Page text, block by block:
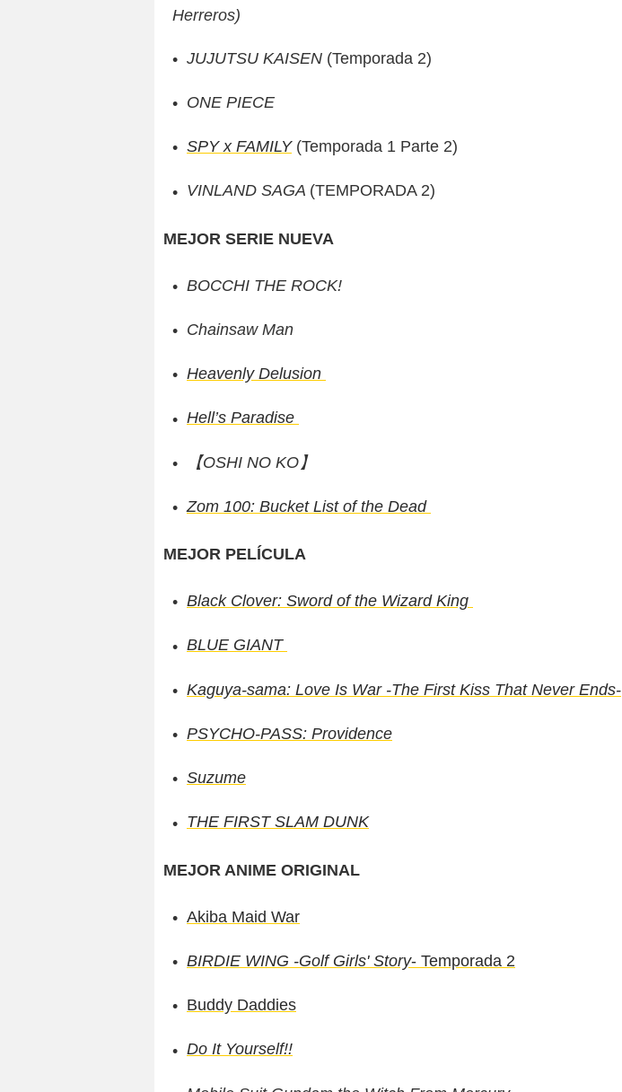
Herreros)
JUJUTSU KAISEN (Temporada 2)
ONE PIECE
SPY x FAMILY (Temporada 1 Parte 2)
VINLAND SAGA (TEMPORADA 2)
MEJOR SERIE NUEVA
BOCCHI THE ROCK!
Chainsaw Man
Heavenly Delusion
Hell’s Paradise
【OSHI NO KO】
Zom 100: Bucket List of the Dead
MEJOR PELÍCULA
Black Clover: Sword of the Wizard King
BLUE GIANT
Kaguya-sama: Love Is War -The First Kiss That Never Ends-
PSYCHO-PASS: Providence
Suzume
THE FIRST SLAM DUNK
MEJOR ANIME ORIGINAL
Akiba Maid War
BIRDIE WING -Golf Girls' Story- Temporada 2
Buddy Daddies
Do It Yourself!!